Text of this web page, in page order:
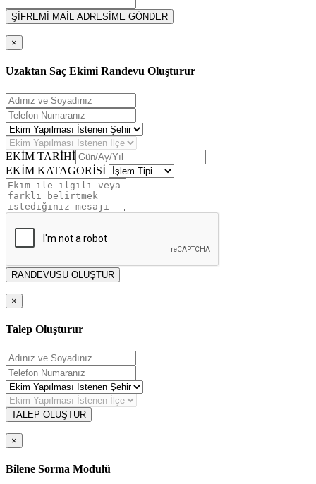
ŞİFREMİ MAİL ADRESİME GÖNDER
×
Uzaktan Saç Ekimi Randevu Oluşturur
EKİM TARİHİ
EKİM KATAGORİSİ
RANDEVUSU OLUŞTUR
×
Talep Oluşturur
TALEP OLUŞTUR
×
Bilene Sorma Modulü